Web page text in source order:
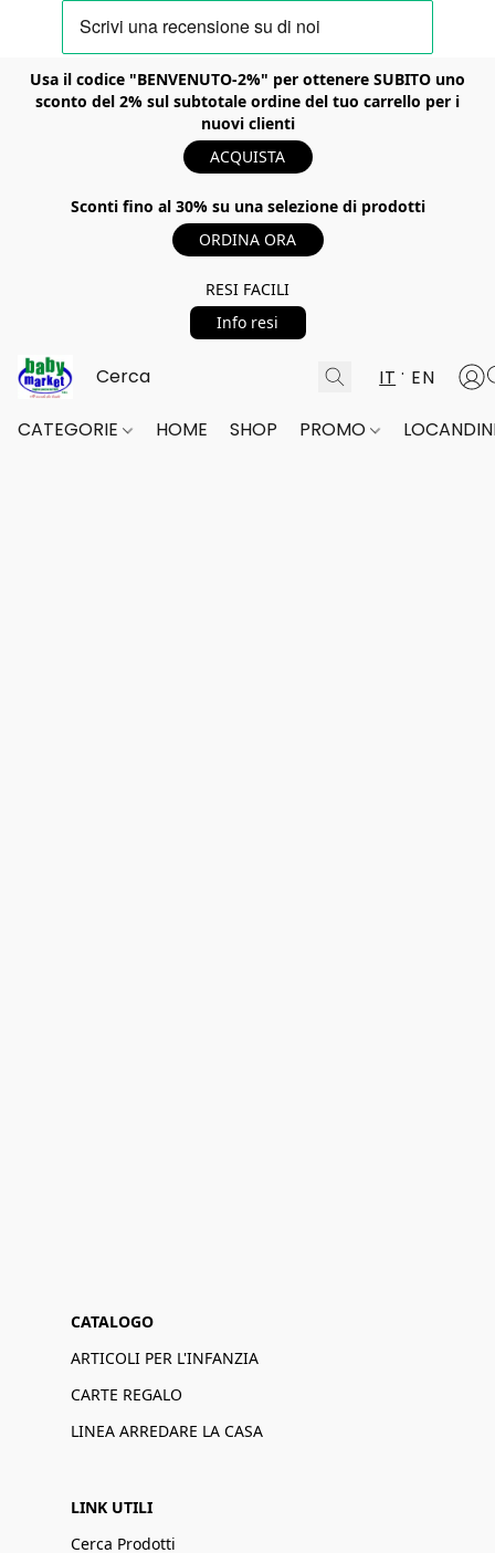
Usa il codice "BENVENUTO-2%" per ottenere SUBITO uno
sconto del 2% sul subtotale ordine del tuo carrello per i
nuovi clienti
ACQUISTA
Sconti fino al 30% su una selezione di prodotti
ORDINA ORA
RESI FACILI
Info resi
IT EN
CATEGORIE HOME SHOP PROMO
CATALOGO
ARTICOLI PER L'INFANZIA
CARTE REGALO
LINEA ARREDARE LA CASA
LINK UTILI
Cerca Prodotti